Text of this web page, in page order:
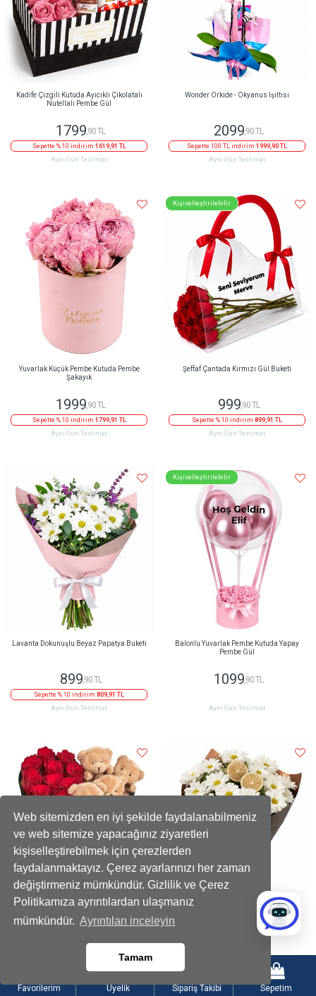
Web sitemizden en iyi şekilde faydalanabilmeniz
ve web sitemize yapacağınız ziyaretleri
kişiselleştirebilmek için çerezlerden
faydalanmaktayız. Çerez ayarlarınızı her zaman
değiştirmeniz mümkündür. Gizlilik ve Çerez
Politikamıza ayrıntılardan ulaşmanız
mümkündür. Ayrıntıları inceleyin
Tamam
Kadife Çizgili Kutuda Ayıcıklı Çikolatalı
Nutellalı Pembe Gül
1799 ,90 TL
Sepette % 10 indirim 1619,91 TL
Aynı Gün Teslimat
Wonder Orkide - Okyanus Işıltısı
2099 ,90 TL
Sepette 100 TL indirim 1999,90 TL
Aynı Gün Teslimat
Yuvarlak Küçük Pembe Kutuda Pembe
Şakayık
1999,90 TL
Sepette % 10 indirim 1799,91 TL
Aynı Gün Teslimat
Kişiselleştirilebilir
Şeffaf Çantada Kırmızı Gül Buketi
999,90 TL
Sepette % 10 indirim 899,91 TL
Aynı Gün Teslimat
Lavanta Dokunuşlu Beyaz Papatya Buketi
899,90 TL
Sepette % 10 indirim 809,91 TL
Aynı Gün Teslimat
Kişiselleştirilebilir
Balonlu Yuvarlak Pembe Kutuda Yapay
Pembe Gül
1099 ,90 TL
Aynı Gün Teslimat
Kadife Kalpli Ayıcıklı Kutuda Çikolatalı
Kırmızı Gül
Sepette % 10 indirim
Limon Dilimli Beyaz Papatya Buketi
809,91 TL
Favorilerim Üyelik Sipariş Takibi Sepetim